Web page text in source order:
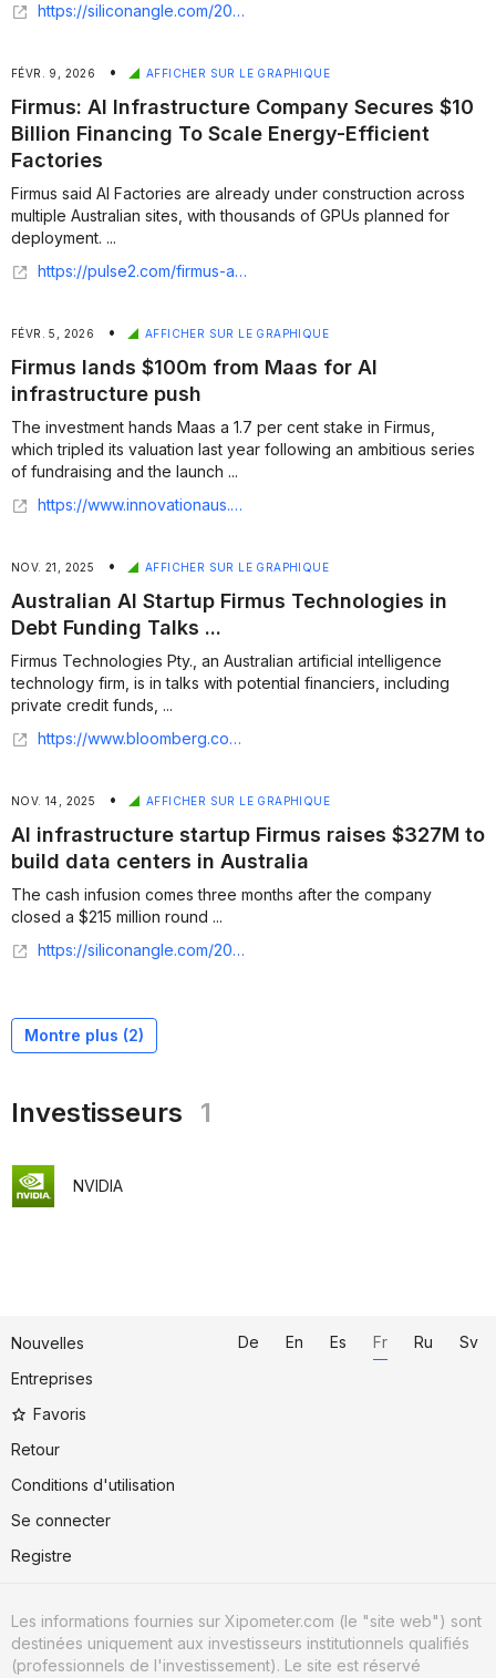
https://siliconangle.com/2026/04/06/nvidia-backed-firmus-raises-505m-5-5b-valuation-ahead-asx-ipo/
FÉVR. 9, 2026 • AFFICHER SUR LE GRAPHIQUE
Firmus: AI Infrastructure Company Secures $10
Billion Financing To Scale Energy-Efficient
Factories
Firmus said AI Factories are already under construction across
multiple Australian sites, with thousands of GPUs planned for
deployment. ...
https://pulse2.com/firmus-ai-infrastructure-company-secures-10-billion-financing-to-scale-energy-efficient-factories/
FÉVR. 5, 2026 • AFFICHER SUR LE GRAPHIQUE
Firmus lands $100m from Maas for AI
infrastructure push
The investment hands Maas a 1.7 per cent stake in Firmus,
which tripled its valuation last year following an ambitious series
of fundraising and the launch ...
https://www.innovationaus.com/firmus-lands-100m-from-maas-for-ai-infrastructure-push/
NOV. 21, 2025 • AFFICHER SUR LE GRAPHIQUE
Australian AI Startup Firmus Technologies in
Debt Funding Talks ...
Firmus Technologies Pty., an Australian artificial intelligence
technology firm, is in talks with potential financiers, including
private credit funds, ...
https://www.bloomberg.com/news/articles/2025-11-20/australian-ai-startup-firmus-technologies-in-debt-funding-talks
NOV. 14, 2025 • AFFICHER SUR LE GRAPHIQUE
AI infrastructure startup Firmus raises $327M to
build data centers in Australia
The cash infusion comes three months after the company
closed a $215 million round ...
https://siliconangle.com/2025/11/14/ai-infrastructure-startup-firmus-raises-327m-build-data-centers-australia/
Montre plus (2)
Investisseurs 1
NVIDIA
Nouvelles
Entreprises
Favoris
Retour
Conditions d'utilisation
Se connecter
Registre
De En Es Fr Ru Sv
Les informations fournies sur Xipometer.com (le "site web") sont
destinées uniquement aux investisseurs institutionnels qualifiés
(professionnels de l'investissement). Le site est réservé